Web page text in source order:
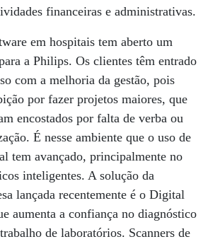
financeiras e administrativas.
em hospitais tem aberto um
a Philips. Os clientes têm entrado
com a melhoria da gestão, pois
por fazer projetos maiores, que
encostados por falta de verba ou
É nesse ambiente que o uso de
tem avançado, principalmente no
inteligentes. A solução da
lançada recentemente é o Digital
aumenta a confiança no diagnóstico
de laboratórios. Scanners de